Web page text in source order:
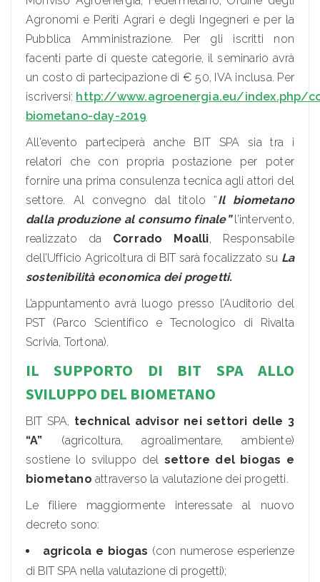
Agronomi e Periti Agrari e degli Ingegneri e per la
Pubblica Amministrazione. Per gli iscritti non
facenti parte di queste categorie, il seminario avrà
un costo di partecipazione di € 50, IVA inclusa. Per
iscriversi: http://www.agroenergia.eu/index.php/
biometano-day-2019
All’evento parteciperà anche BIT SPA sia tra i
relatori che con propria postazione per poter
fornire una prima consulenza tecnica agli attori del
settore. Al convegno dal titolo “Il biometano
dalla produzione al consumo finale”l’intervento,
realizzato da Corrado Moalli, Responsabile
dell’Ufficio Agricoltura di BIT sarà focalizzato su La
sostenibilità economica dei progetti.
L’appuntamento avrà luogo presso l’Auditorio del
PST (Parco Scientifico e Tecnologico di Rivalta
Scrivia, Tortona).
IL SUPPORTO DI BIT SPA ALLO
SVILUPPO DEL BIOMETANO
BIT SPA, technical advisor nei settori delle 3
“A” (agricoltura, agroalimentare, ambiente)
sostiene lo sviluppo del settore del biogas e
biometano attraverso la valutazione dei progetti.
Le filiere maggiormente interessate al nuovo
decreto sono:
agricola e biogas (con numerose esperienze
di BIT SPA nella valutazione di progetti);